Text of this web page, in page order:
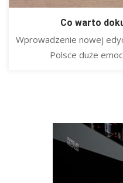
Co warto
Wprowadzenie nowej
Polsce duże